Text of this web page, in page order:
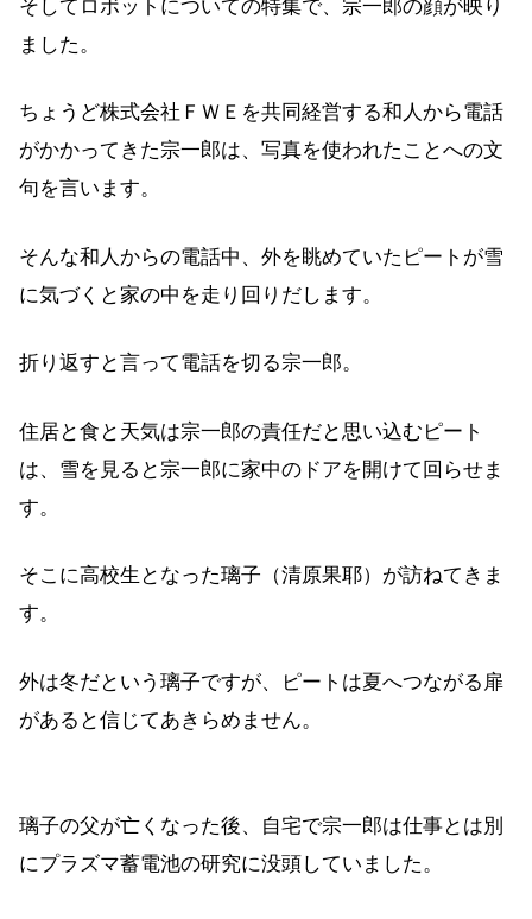
そしてロボットについての特集で、宗一郎の顔が映り
ました。
ちょうど株式会社ＦＷＥを共同経営する和人から電話
がかかってきた宗一郎は、写真を使われたことへの文
句を言います。
そんな和人からの電話中、外を眺めていたピートが雪
に気づくと家の中を走り回りだします。
折り返すと言って電話を切る宗一郎。
住居と食と天気は宗一郎の責任だと思い込むピート
は、雪を見ると宗一郎に家中のドアを開けて回らせま
す。
そこに高校生となった璃子（清原果耶）が訪ねてきま
す。
外は冬だという璃子ですが、ピートは夏へつながる扉
があると信じてあきらめません。
璃子の父が亡くなった後、自宅で宗一郎は仕事とは別
にプラズマ蓄電池の研究に没頭していました。